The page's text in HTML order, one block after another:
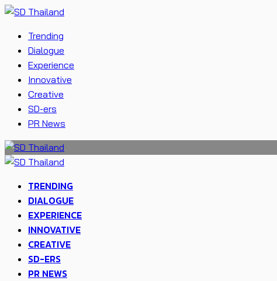
Trending
Dialogue
Experience
Innovative
Creative
SD-ers
PR News
TRENDING
DIALOGUE
EXPERIENCE
INNOVATIVE
CREATIVE
SD-ERS
PR NEWS